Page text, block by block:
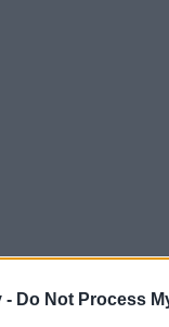
- Do Not Process